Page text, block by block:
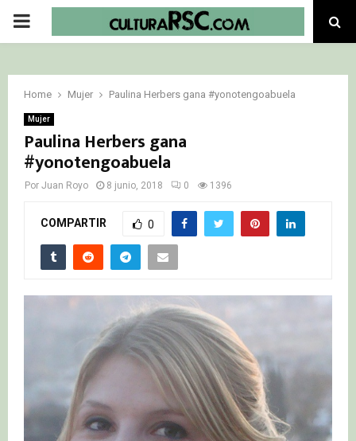
PRIMARY
Home Mujer Paulina Herbers gana #yonotengoabuela
Mujer
Paulina Herbers gana
#yonotengoabuela
Por Juan Royo 8 junio, 2018 0 1396
COMPARTIR 0